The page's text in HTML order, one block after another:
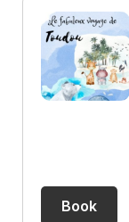
Book